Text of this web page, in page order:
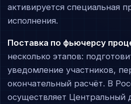
активируется специальная
исполнения.
Поставка по фьючерсу
несколько этапов:
уведомление участников,
окончательный расчёт. В
осуществляет Центральный